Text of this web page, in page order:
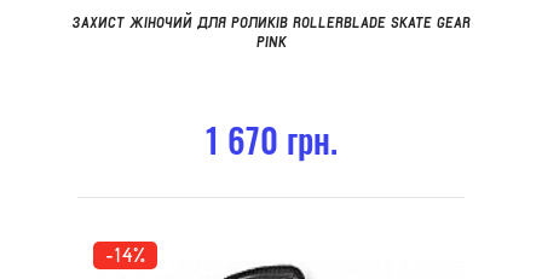
ЗАХИСТ ЖІНОЧИЙ ДЛЯ РОЛИКІВ ROLLERBLADE SKATE GEAR
PINK
1 670 грн.
-14%